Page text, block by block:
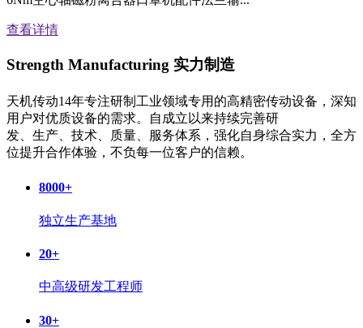
查看详情
Strength Manufacturing 实力制造
天机传动14年专注研制工业领域专用的高精密传动设备，深知
用户对优质设备的需求。自成立以来持续完善研
发、生产、技术、质量、服务体系，强化自身综合实力，全方
位提升合作体验，不负每一位客户的信赖。
8000+
独立生产基地
20+
中高级研发工程师
30+